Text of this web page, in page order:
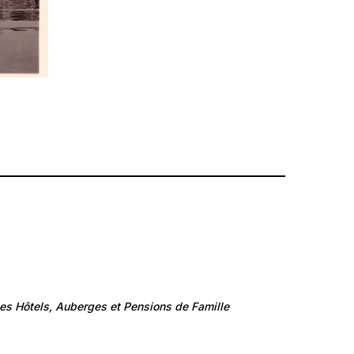
Travail et Economie: Commerce et artisanat
Hôtels, Auberges et Pensions de Famille‎